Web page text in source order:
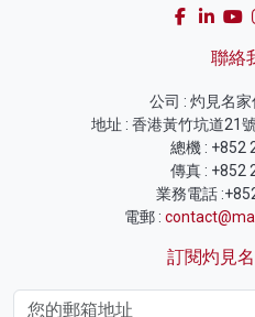
聯絡
公司 : 灼見名
地址 : 香港黃竹坑道21
總機 : +852
傳真 : +852
業務電話
電郵 :
訂閱灼見